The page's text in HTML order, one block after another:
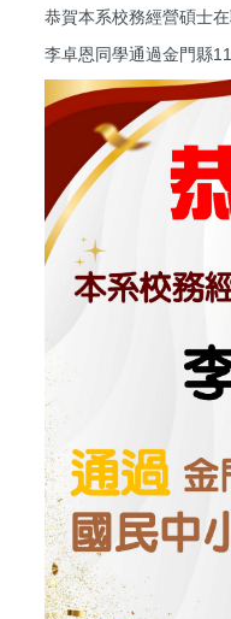
恭賀本系校務經營碩士
李卓恩同學通過金門縣